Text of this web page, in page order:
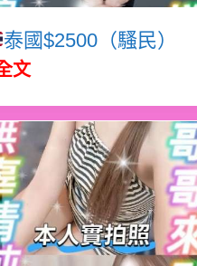
泰國$2500（騷民）
文